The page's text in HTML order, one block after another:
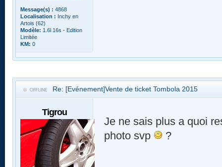
Message(s) : 4868
Localisation : Inchy en
Artois (62)
Modèle: 1.6l 16s - Edition
Limitée
KM: 0
Re: [Evénement]Vente de ticket Tombola 2015
Tigrou
Je ne sais plus a quoi
photo svp
?